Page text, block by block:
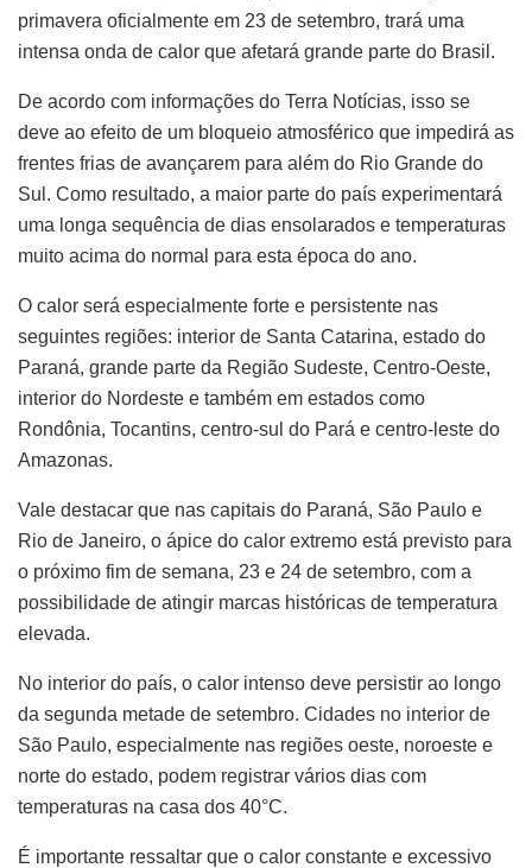
primavera oficialmente em 23 de setembro, trará uma
intensa onda de calor que afetará grande parte do Brasil.
De acordo com informações do Terra Notícias, isso se
deve ao efeito de um bloqueio atmosférico que impedirá as
frentes frias de avançarem para além do Rio Grande do
Sul. Como resultado, a maior parte do país experimentará
uma longa sequência de dias ensolarados e temperaturas
muito acima do normal para esta época do ano.
O calor será especialmente forte e persistente nas
seguintes regiões: interior de Santa Catarina, estado do
Paraná, grande parte da Região Sudeste, Centro-Oeste,
interior do Nordeste e também em estados como
Rondônia, Tocantins, centro-sul do Pará e centro-leste do
Amazonas.
Vale destacar que nas capitais do Paraná, São Paulo e
Rio de Janeiro, o ápice do calor extremo está previsto para
o próximo fim de semana, 23 e 24 de setembro, com a
possibilidade de atingir marcas históricas de temperatura
elevada.
No interior do país, o calor intenso deve persistir ao longo
da segunda metade de setembro. Cidades no interior de
São Paulo, especialmente nas regiões oeste, noroeste e
norte do estado, podem registrar vários dias com
temperaturas na casa dos 40°C.
É importante ressaltar que o calor constante e excessivo